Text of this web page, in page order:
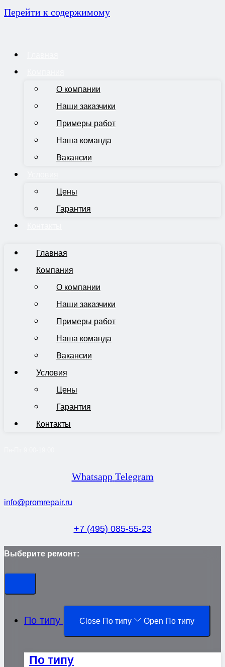
Перейти к содержимому
О компании
Наши заказчики
Примеры работ
Наша команда
Вакансии
Цены
Гарантия
Главная
Компания
О компании
Наши заказчики
Примеры работ
Наша команда
Вакансии
Условия
Цены
Гарантия
Контакты
Whatsapp Telegram
info@promrepair.ru
+7 (495) 085-55-23
Выберите ремонт:
По типу Close По типу Open По типу
По типу